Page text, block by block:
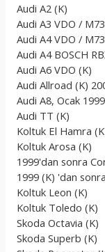
Audi A2 (K)
Audi A3 VDO /
Audi A4 VDO /
Audi A4 BOSCH
Audi A6 VDO (K)
Audi Allroad (K)
Audi A8, Ocak
Audi TT (K)
Koltuk El Hamra
Koltuk Arosa (K)
1999'dan sonra
1999 (K) 'dan
Koltuk Leon (K)
Koltuk Toledo (K)
Skoda Octavia (K)
Skoda Superb (K)